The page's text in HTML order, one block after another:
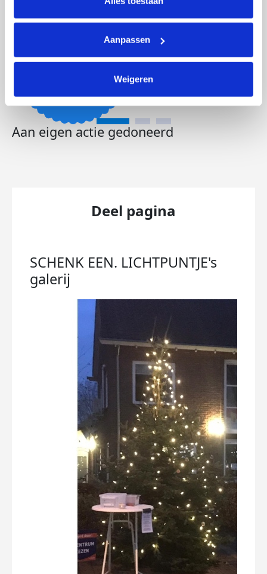
Aanpassen
Weigeren
Aan eigen actie gedoneerd
Deel pagina
SCHENK EEN. LICHTPUNTJE's
galerij